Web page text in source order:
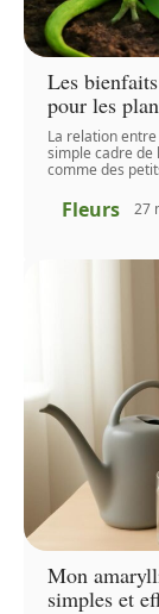
Les
pour les
La relation
simple cadre de
comme des
Fleurs 27
Mon
simples et